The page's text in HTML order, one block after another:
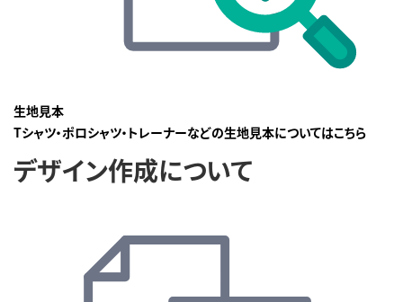
生地見本
Tシャツ・ポロシャツ・トレーナーなどの生地見本についてはこちら
デザイン作成について